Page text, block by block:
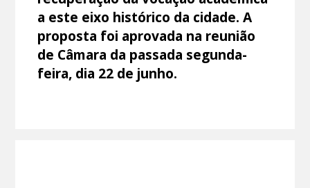
a este eixo histórico da cidade. A
proposta foi aprovada na reunião
de Câmara da passada segunda-
feira, dia 22 de junho.